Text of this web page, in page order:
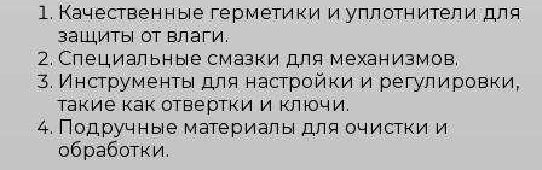
Качественные герметики и уплотнители для
защиты от влаги.
Специальные смазки для механизмов.
Инструменты для настройки и регулировки,
такие как отвертки и ключи.
Подручные материалы для очистки и
обработки.